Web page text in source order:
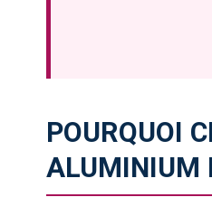
POURQUOI
ALUMINIUM